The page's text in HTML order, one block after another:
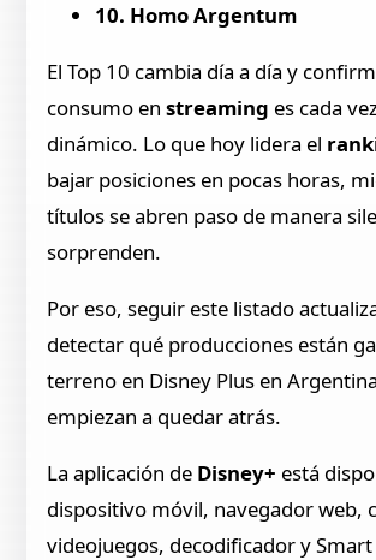
10. Homo Argentum
El Top 10 cambia día a día y
consumo enstreaming es cada
dinámico. Lo que hoy lidera el
bajar posiciones en pocas horas,
títulos se abren paso de manera
sorprenden.
Por eso, seguir este listado
detectar qué producciones están
terreno en Disney Plus en
empiezan a quedar atrás.
La aplicación de Disney+ está
dispositivo móvil, navegador web,
videojuegos, decodificador y Smart